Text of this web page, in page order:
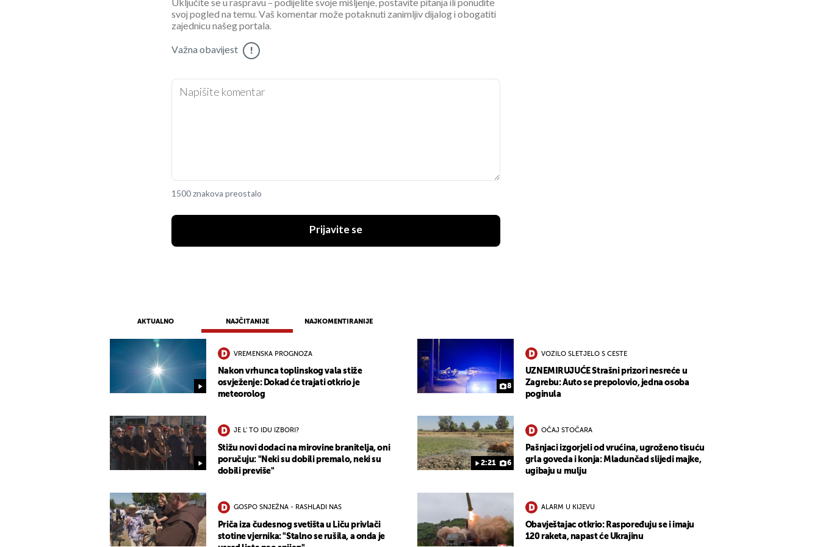
Uključite se u raspravu – podijelite svoje mišljenje, postavite pitanja ili ponudite
svoj pogled na temu. Vaš komentar može potaknuti zanimljiv dijalog i obogatiti
zajednicu našeg portala.
Važna obavijest !
1500 znakova preostalo
Prijavite se
AKTUALNO NAJČITANIJE NAJKOMENTIRANIJE
VREMENSKA PROGNOZA
Nakon vrhunca toplinskog vala stiže
osvježenje: Dokad će trajati otkrio je
meteorolog
8
VOZILO SLETJELO S CESTE
UZNEMIRUJUĆE Strašni prizori nesreće u
Zagrebu: Auto se prepolovio, jedna osoba
poginula
JE L' TO IDU IZBORI?
Stižu novi dodaci na mirovine branitelja, oni
poručuju: "Neki su dobili premalo, neki su
dobili previše"
2:21 6
OČAJ STOČARA
Pašnjaci izgorjeli od vrućina, ugroženo tisuću
grla goveda i konja: Mladunčad slijedi majke,
ugibaju u mulju
GOSPO SNJEŽNA - RASHLADI NAS
Priča iza čudesnog svetišta u Liču privlači
stotine vjernika: "Stalno se rušila, a onda je
ALARM U KIJEVU
Obavještajac otkrio: Raspoređuju se i imaju
120 raketa, napast će Ukrajinu